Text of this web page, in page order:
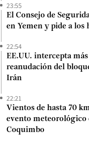
23:55
El Consejo de
en Yemen y pide a los
22:54
EE.UU. intercepta
reanudación del
Irán
22:21
Vientos de hasta 70
evento meteorológico
Coquimbo